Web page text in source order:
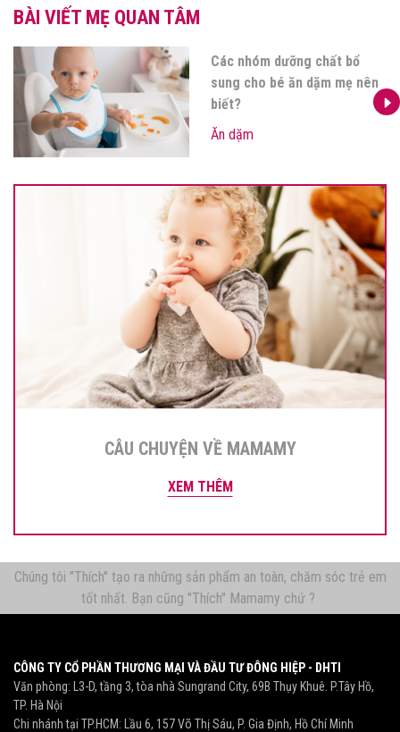
BÀI VIẾT MẸ QUAN TÂM
Các nhóm dưỡng chất bổ
sung cho bé ăn dặm mẹ nên
biết?
Ăn dặm
CÂU CHUYỆN VỀ MAMAMY
XEM THÊM
Chúng tôi "Thích" tạo ra những sản phẩm an toàn, chăm sóc trẻ em
tốt nhất. Bạn cũng "Thích" Mamamy chứ ?
CÔNG TY CỔ PHẦN THƯƠNG MẠI VÀ ĐẦU TƯ ĐÔNG HIỆP - DHTI
Văn phòng: L3-D, tầng 3, tòa nhà Sungrand City, 69B Thụy Khuê. P.Tây Hồ,
TP. Hà Nội
Chi nhánh tại TP.HCM: Lầu 6, 157 Võ Thị Sáu, P. Gia Định, Hồ Chí Minh